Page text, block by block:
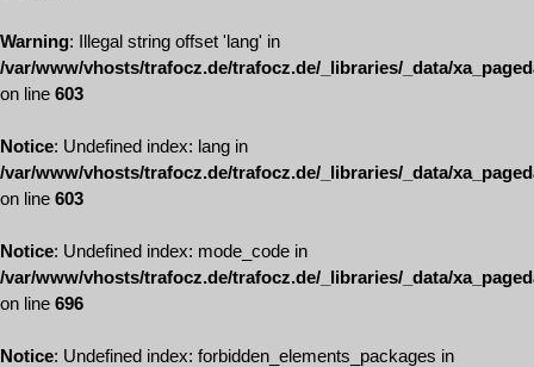
Warning: Illegal string offset 'lang' in
/var/www/vhosts/trafocz.de/trafocz.de/_libraries/_data/
on line 603
Notice: Undefined index: lang in
/var/www/vhosts/trafocz.de/trafocz.de/_libraries/_data/
on line 603
Notice: Undefined index: mode_code in
/var/www/vhosts/trafocz.de/trafocz.de/_libraries/_data/
on line 696
Notice: Undefined index: forbidden_elements_packages in